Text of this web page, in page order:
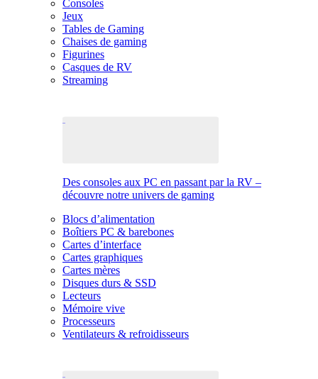
Consoles
Jeux
Tables de Gaming
Chaises de gaming
Figurines
Casques de RV
Streaming
Des consoles aux PC en passant par la RV –
découvre notre univers de gaming
Blocs d’alimentation
Boîtiers PC & barebones
Cartes d’interface
Cartes graphiques
Cartes mères
Disques durs & SSD
Lecteurs
Mémoire vive
Processeurs
Ventilateurs & refroidisseurs